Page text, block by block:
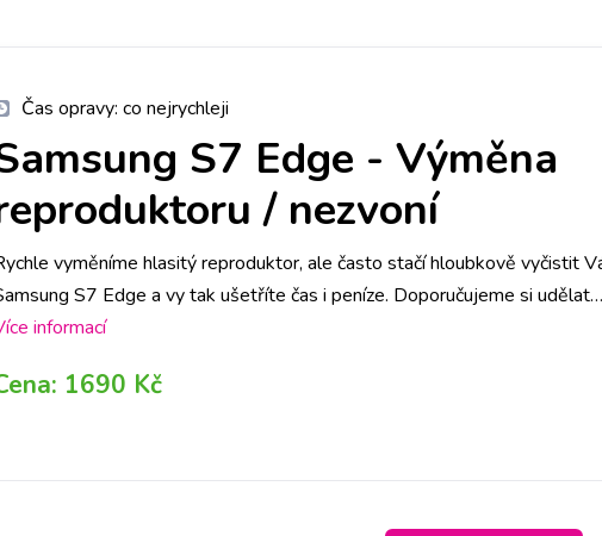
Čas opravy: co nejrychleji
S7 Edge - Výměna
/ nezvoní
vyměníme hlasitý reproduktor, ale často stačí hloubkově vyčistit
S7 Edge a vy tak ušetříte čas i peníze. Doporučujeme si udělat
nebo zavolat na vybranou pobočku, abychom měli díl připraven.
informací
1690 Kč